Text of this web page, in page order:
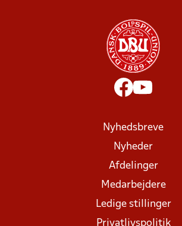
Nyhedsbreve
Nyheder
Afdelinger
Medarbejdere
Ledige stillinger
Privatlivspolitik